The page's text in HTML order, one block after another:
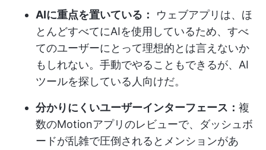
AIに重点を置いている：
ウェブアプリは、ほ
とんどすべてにAIを使用しているため、すべ
てのユーザーにとって理想的とは言えないか
もしれない。手動でやることもできるが、AI
ツールを探している人向けだ。
分かりにくいユーザーインターフェース： 複
数のMotionアプリのレビューで、ダッシュボ
ードが乱雑で圧倒されるとメンションがあ